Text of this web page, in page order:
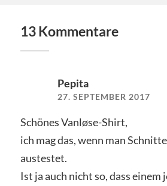
13 Kommentare
Pepita
27. SEPTEMBER 2017
Schönes Vanløse-Shirt,
ich mag das, wenn man
austestet.
Ist ja auch nicht so, dass einem